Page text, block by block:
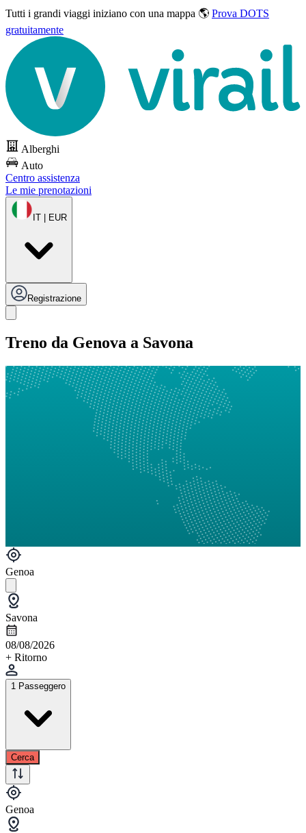
Tutti i grandi viaggi iniziano con una mappa 🌎 Prova DOTS
gratuitamente
Alberghi
Auto
Centro assistenza
Le mie prenotazioni
IT | EUR
Registrazione
Treno da Genova a Savona
Genoa
Savona
08/08/2026
+ Ritorno
1 Passeggero
Cerca
Genoa